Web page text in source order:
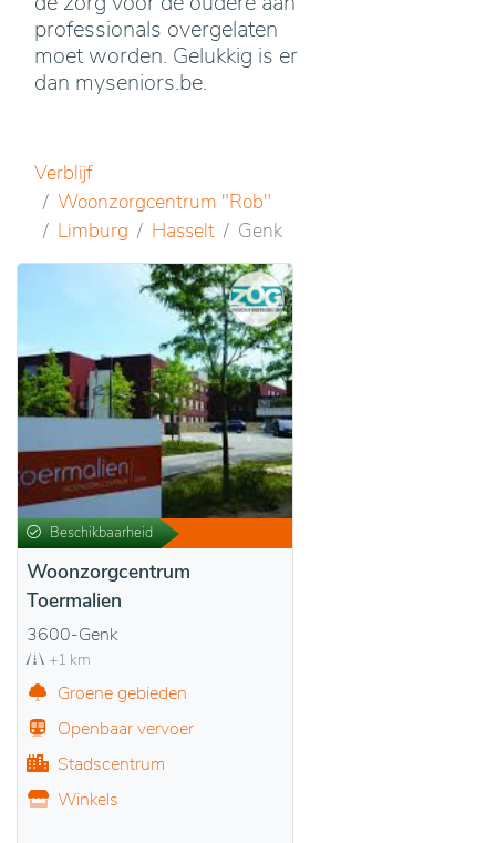
professionals overgelaten
moet worden. Gelukkig is er
dan myseniors.be.
Verblijf
Woonzorgcentrum "Rob"
Limburg
Hasselt Genk
Beschikbaarheid
Woonzorgcentrum
Toermalien
3600-Genk
+1 km
Groene gebieden
Openbaar vervoer
Stadscentrum
Winkels